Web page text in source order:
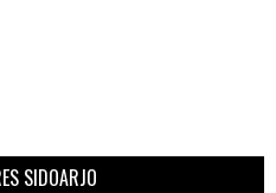
SIDOARJO